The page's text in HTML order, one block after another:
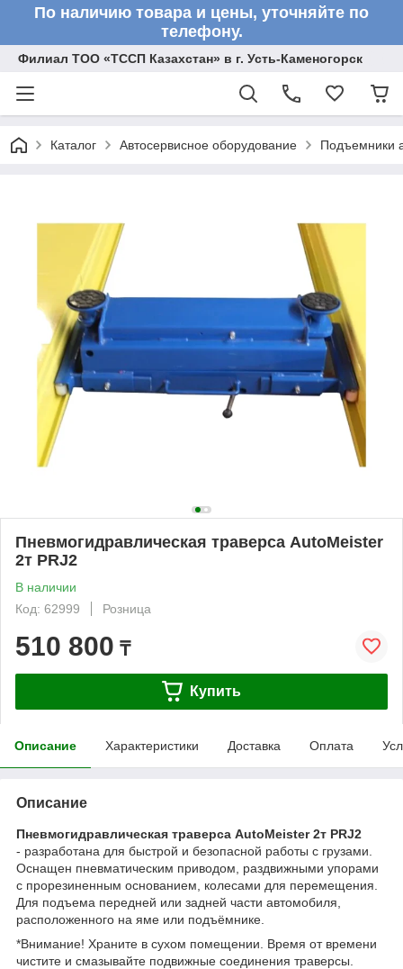
По наличию товара и цены, уточняйте по
телефону.
Филиал ТОО «ТССП Казахстан» в г. Усть-Каменогорск
Каталог Автосервисное оборудование Подъемники
Пневмогидравлическая траверса AutoMeister
2т PRJ2
В наличии
Код: 62999
Розница
510 800 ₸
Купить
Описание Характеристики Доставка Оплата
Описание
Пневмогидравлическая траверса AutoMeister 2т PRJ2
- разработана для быстрой и безопасной работы с грузами.
Оснащен пневматическим приводом, раздвижными упорами
с прорезиненным основанием, колесами для перемещения.
Для подъема передней или задней части автомобиля,
расположенного на яме или подъёмнике.
*Внимание! Храните в сухом помещении. Время от времени
чистите и смазывайте подвижные соединения траверсы.